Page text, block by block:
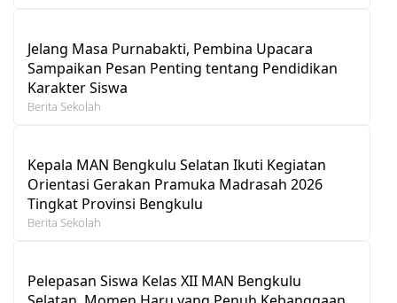
Jelang Masa Purnabakti, Pembina Upacara
Sampaikan Pesan Penting tentang Pendidikan
Karakter Siswa
Berita Sekolah
Kepala MAN Bengkulu Selatan Ikuti Kegiatan
Orientasi Gerakan Pramuka Madrasah 2026
Tingkat Provinsi Bengkulu
Berita Sekolah
Pelepasan Siswa Kelas XII MAN Bengkulu